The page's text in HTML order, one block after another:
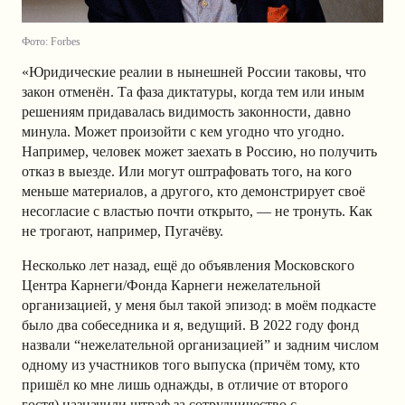
Фото: Forbes
«Юридические реалии в нынешней России таковы, что
закон отменён. Та фаза диктатуры, когда тем или иным
решениям придавалась видимость законности, давно
минула. Может произойти с кем угодно что угодно.
Например, человек может заехать в Россию, но получить
отказ в выезде. Или могут оштрафовать того, на кого
меньше материалов, а другого, кто демонстрирует своё
несогласие с властью почти открыто, — не тронуть. Как
не трогают, например, Пугачёву.
Несколько лет назад, ещё до объявления Московского
Центра Карнеги/Фонда Карнеги нежелательной
организацией, у меня был такой эпизод: в моём подкасте
было два собеседника и я, ведущий. В 2022 году фонд
назвали “нежелательной организацией” и задним числом
одному из участников того выпуска (причём тому, кто
пришёл ко мне лишь однажды, в отличие от второго